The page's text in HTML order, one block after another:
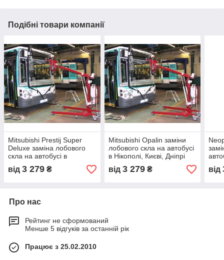
Подібні товари компанії
Mitsubishi Prestij Super
Deluxe заміна лобового
скла на автобусі в
Нікополі, Києві, Дніпрі
від 3 279 ₴
Mitsubishi Opalin заміни
лобового скла на автобусі
в Нікополі, Києві, Дніпрі
від 3 279₴ від
Про нас
Рейтинг не сформований
Менше 5 відгуків за останній рік
Працює з 25.02.2010